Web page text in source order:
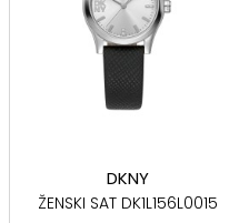
DKNY
ŽENSKI SAT DK1L156L0015